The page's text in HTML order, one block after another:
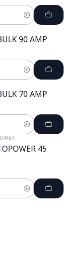
90 AMP
70 AMP
45